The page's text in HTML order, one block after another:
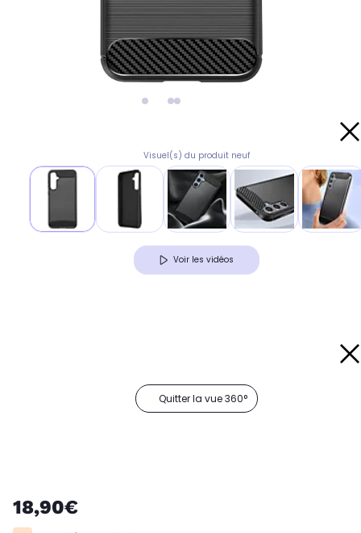
Visuel(s) du produit neuf
Voir les vidéos
Quitter la vue 360°
18,90€